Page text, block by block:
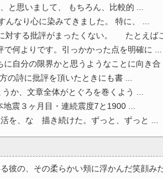
と思いまして、 もちろん、比較的 ...
なり心に染みてきました。 特に、 ...
対する批評がまったくない。 たとえば
何よりです。引っかかった点を明確に ...
自分の限界かと思うようなことに向き合
の詩に批評を頂いたときにも書 ...
か、文章全体がとぐろを巻くよう ...
震３ヶ月目・連続震度7と1900 ...
、な 描き続けた。ずっと、ずっと ...
彼の、その柔らかい頬に浮かんだ笑顔み